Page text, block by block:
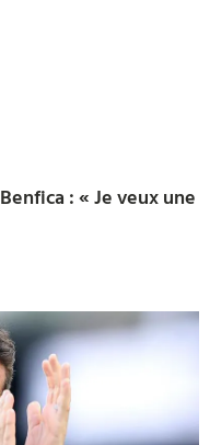
: « Je veux une